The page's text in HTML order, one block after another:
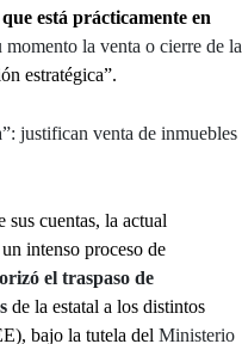
está prácticamente en
momento la venta o cierre de la
estratégica”.
justifican venta de inmuebles
cuentas, la actual
intenso proceso de
el traspaso de
de la estatal a los distintos
bajo la tutela del Ministerio